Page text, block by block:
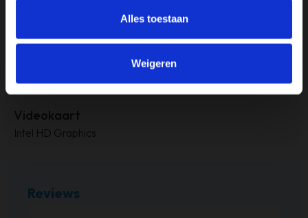
Alles toestaan
Weigeren
4GB
Nee
Videokaart
Intel HD Graphics
Reviews